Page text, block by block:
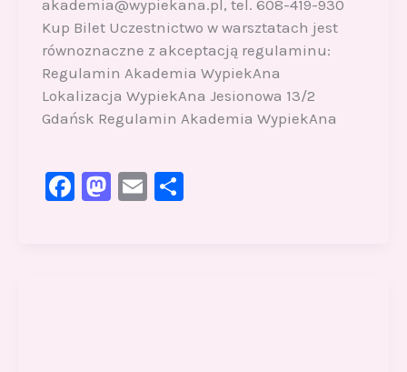
akademia@wypiekana.pl, tel. 608-419-930
Kup Bilet Uczestnictwo w warsztatach jest
równoznaczne z akceptacją regulaminu:
Regulamin Akademia WypiekAna
Lokalizacja WypiekAna Jesionowa 13/2
Gdańsk Regulamin Akademia WypiekAna
F
M E S